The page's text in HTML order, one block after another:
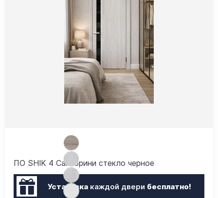
ПО SHIK 4 Санторини стекло черное
Установкакаждой двери бесплатно!